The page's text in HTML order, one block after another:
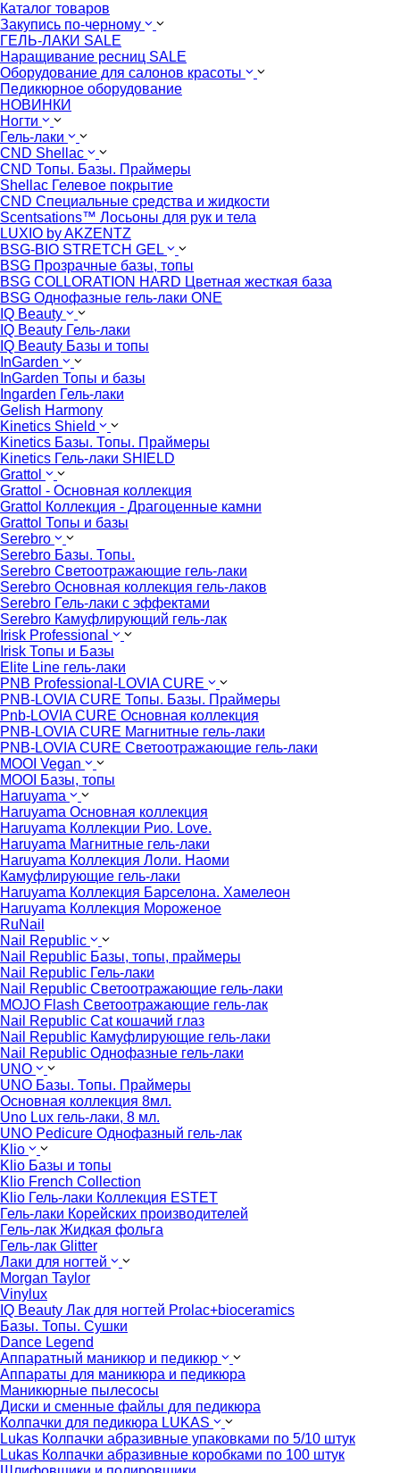
Каталог товаров
Закупись по-черному
ГЕЛЬ-ЛАКИ SALE
Наращивание ресниц SALE
Оборудование для салонов красоты
Педикюрное оборудование
НОВИНКИ
Ногти
Гель-лаки
CND Shellac
CND Топы. Базы. Праймеры
Shellac Гелевое покрытие
CND Специальные средства и жидкости
Scentsations™ Лосьоны для рук и тела
LUXIO by AKZENTZ
BSG-BIO STRETCH GEL
BSG Прозрачные базы, топы
BSG COLLORATION HARD Цветная жесткая база
BSG Однофазные гель-лаки ONE
IQ Beauty
IQ Beauty Гель-лаки
IQ Beauty Базы и топы
InGarden
InGarden Топы и базы
Ingarden Гель-лаки
Gelish Harmony
Kinetics Shield
Kinetics Базы. Топы. Праймеры
Kinetics Гель-лаки SHIELD
Grattol
Grattol - Oснoвнaя коллекция
Grattol Коллекция - Драгоценные камни
Grattol Топы и базы
Serebro
Serebro Базы. Топы.
Serebro Светоотражающие гель-лаки
Serebro Основная коллекция гель-лаков
Serebro Гель-лаки с эффектами
Serebro Камуфлирующий гель-лак
Irisk Professional
Irisk Топы и Базы
Elite Line гель-лаки
PNB Professional-LOVIA CURE
PNB-LOVIA CURE Топы. Базы. Праймеры
Pnb-LOVIA CURE Основная коллекция
PNB-LOVIA CURE Магнитные гель-лаки
PNB-LOVIA CURE Cветоотражающие гель-лаки
MOOI Vegan
MOOI Базы, топы
Haruyama
Haruyama Основная коллекция
Haruyama Коллекции Рио. Love.
Haruyama Магнитные гель-лаки
Haruyama Коллекция Лоли. Наоми
Камуфлирующие гель-лаки
Haruyama Коллекция Барселона. Хамелеон
Haruyama Коллекция Мороженое
RuNail
Nail Republic
Nail Republic Базы, топы, праймеры
Nail Republic Гель-лаки
Nail Republic Светоотражающие гель-лаки
MOJO Flash Светоотражающие гель-лак
Nail Republic Cat кошачий глаз
Nail Republic Камуфлирующие гель-лаки
Nail Republic Однофазные гель-лаки
UNO
UNO Базы. Топы. Праймеры
Основная коллекция 8мл.
Uno Lux гель-лаки, 8 мл.
UNO Pedicure Однофазный гель-лак
Klio
Klio Базы и топы
Klio French Collection
Klio Гель-лаки Коллекция ESTET
Гель-лаки Корейских производителей
Гель-лак Жидкая фольга
Гель-лак Glitter
Лаки для ногтей
Morgan Taylor
Vinylux
IQ Beauty Лак для ногтей Prolac+bioceramics
Базы. Топы. Сушки
Dance Legend
Аппаратный маникюр и педикюр
Аппараты для маникюра и педикюра
Маникюрные пылесосы
Диски и сменные файлы для педикюра
Колпачки для педикюра LUKAS
Lukas Колпачки абразивные упаковками по 5/10 штук
Lukas Колпачки абразивные коробками по 100 штук